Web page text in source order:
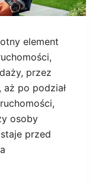
element
przez
po podział
osoby
przed